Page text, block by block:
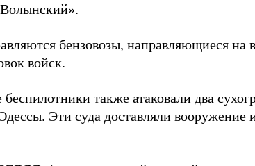
бензовозы, направляющиеся на
войск.
также атаковали два
Эти суда доставляли вооружение